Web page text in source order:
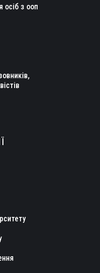
осіб з ооп